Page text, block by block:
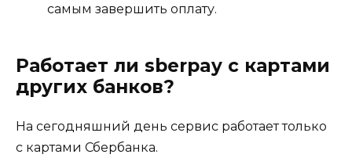
самым завершить оплату.
Работает ли sberpay с картами
других банков?
На сегодняшний день сервис работает только
с картами Сбербанка.